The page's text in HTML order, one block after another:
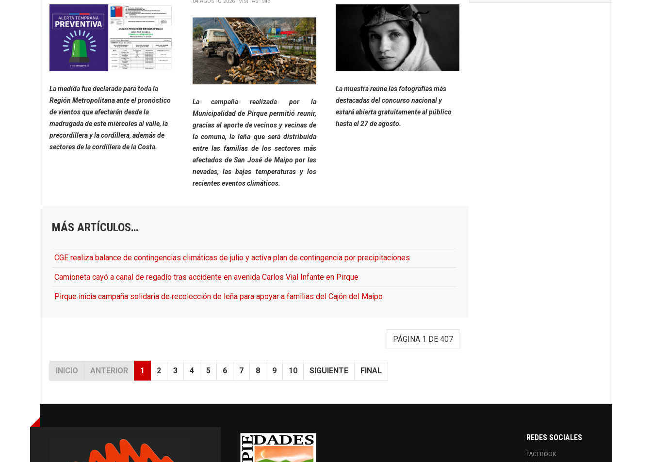
La medida fue declarada para toda la
Región Metropolitana ante el pronóstico
de vientos que afectarán desde la
madrugada de este miércoles al valle, la
precordillera y la cordillera, además de
sectores de la cordillera de la Costa.
04 AGOSTO 2026
VISITAS: 943
La campaña realizada por la
Municipalidad de Pirque permitió reunir,
gracias al aporte de vecinos y vecinas de
la comuna, la leña que será distribuida
entre las familias de los sectores más
afectados de San José de Maipo por las
nevadas, las bajas temperaturas y los
recientes eventos climáticos.
La muestra reúne las fotografías más
destacadas del concurso nacional y
estará abierta gratuitamente al público
hasta el 27 de agosto.
MÁS ARTÍCULOS…
CGE realiza balance de contingencias climáticas de julio y activa plan de contingencia por precipitaciones
Camioneta cayó a canal de regadío tras accidente en avenida Carlos Vial Infante en Pirque
Pirque inicia campaña solidaria de recolección de leña para apoyar a familias del Cajón del Maipo
PÁGINA 1 DE 407
INICIO ANTERIOR 1 2 3 4 5 6 7 8 9 10 SIGUIENTE FINAL
REDES SOCIALES
FACEBOOK